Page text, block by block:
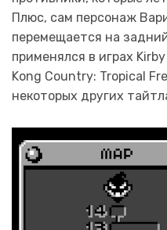
Плюс, сам персонаж
перемещается на
применялся в играх
Kong Country: Tropical
некоторых других